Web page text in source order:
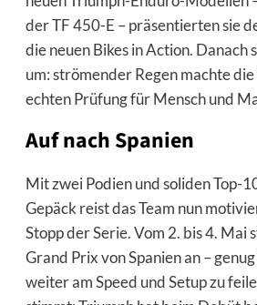
der TF 450-E – präsentierten sie
die neuen Bikes in Action. Danach
um: strömender Regen machte
echten Prüfung für Mensch und
Auf nach Spanien
Mit zwei Podien und soliden Top-
Gepäck reist das Team nun
Stopp der Serie. Vom 2. bis 4. Mai
Grand Prix von Spanien an –
weiter am Speed und Setup zu